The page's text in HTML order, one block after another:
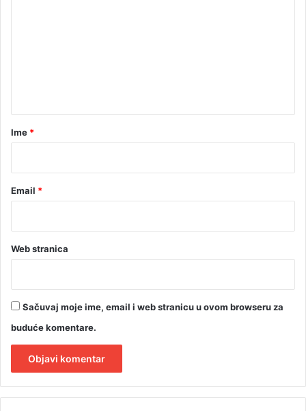
rIme *
Email *
Web stranica
Sačuvaj moje ime, email i web stranicu u ovom browseru za
buduće komentare.